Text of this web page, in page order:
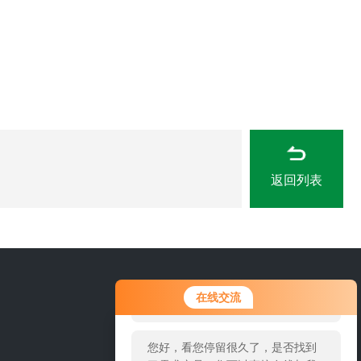
在线交流
您好！欢迎前来咨询，很高兴为您
服务，请问您要咨询什么问题呢？
您好，看您停留很久了，是否找到
返回列表
15666889815